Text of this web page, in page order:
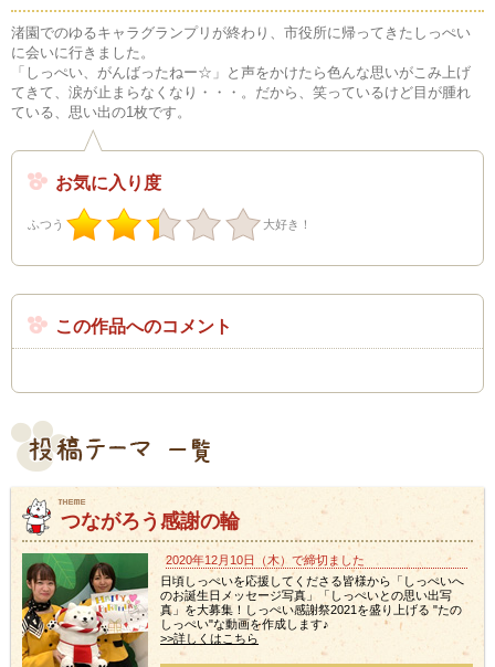
渚園でのゆるキャラグランプリが終わり、市役所に帰ってきたしっぺい
に会いに行きました。
「しっぺい、がんばったねー☆」と声をかけたら色んな思いがこみ上げ
てきて、涙が止まらなくなり・・・。だから、笑っているけど目が腫れ
ている、思い出の1枚です。
お気に入り度
ふつう 大好き！
この作品へのコメント
つながろう感謝の輪
2020年12月10日（木）で締切ました
日頃しっぺいを応援してくださる皆様から「しっぺいへ
のお誕生日メッセージ写真」「しっぺいとの思い出写
真」を大募集！しっぺい感謝祭2021を盛り上げる "たの
しっぺい"な動画を作成します♪
>>詳しくはこちら